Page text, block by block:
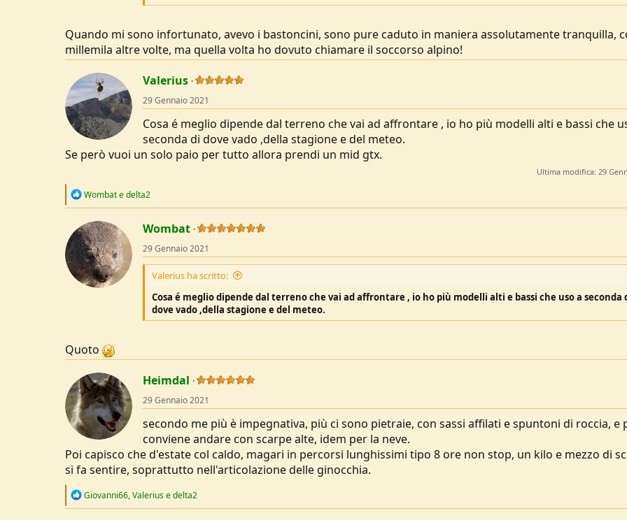
Quando mi sono infortunato, avevo i bastoncini, sono pure caduto in maniera assolutamente tranquilla,
millemila altre volte, ma quella volta ho dovuto chiamare il soccorso alpino!
Valerius
29 Gennaio 2021
Cosa é meglio dipende dal terreno che vai ad affrontare , io ho più modelli alti e bassi che
seconda di dove vado ,della stagione e del meteo.
Se però vuoi un solo paio per tutto allora prendi un mid gtx.
Ultima modifica: 29
R
c
t
i
o
n
s
Wombatedelta2
Wombat
29 Gennaio 2021
Valerius ha scritto:
Cosa é meglio dipende dal terreno che vai ad affrontare , io ho più modelli alti e bassi che uso a seconda
dove vado ,della stagione e del meteo.
Quoto
Heimdal
29 Gennaio 2021
secondo me più è impegnativa, più ci sono pietraie, con sassi affilati e spuntoni di roccia, e
conviene andare con scarpe alte, idem per la neve.
Poi capisco che d'estate col caldo, magari in percorsi lunghissimi tipo 8 ore non stop, un kilo e mezzo di
si fa sentire, soprattutto nell'articolazione delle ginocchia.
R
Giovanni66,Valeriusedelta2